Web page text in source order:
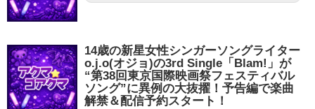
14歳の新星女性シンガーソングライター
o.j.o(オジョ)の3rd Single「Blam!」が
“第38回東京国際映画祭フェスティバル
ソング”に異例の大抜擢！予告編で楽曲
解禁＆配信予約スタート！